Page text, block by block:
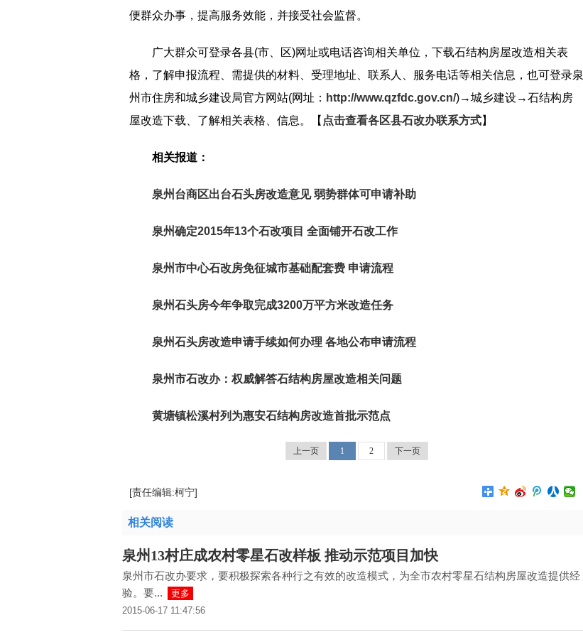
便群众办事，提高服务效能，并接受社会监督。
广大群众可登录各县(市、区)网址或电话咨询相关单位，下载石结构房屋改造相关表
格，了解申报流程、需提供的材料、受理地址、联系人、服务电话等相关信息，也可登录泉
州市住房和城乡建设局官方网站(网址： http://www.qzfdc.gov.cn/)→城乡建设→石结构房
屋改造下载、了解相关表格、信息。【 点击查看各区县石改办联系方式】
相关报道：
泉州台商区出台石头房改造意见 弱势群体可申请补助
泉州确定2015年13个石改项目 全面铺开石改工作
泉州市中心石改房免征城市基础配套费 申请流程
泉州石头房今年争取完成3200万平方米改造任务
泉州石头房改造申请手续如何办理 各地公布申请流程
泉州市石改办：权威解答石结构房屋改造相关问题
黄塘镇松溪村列为惠安石结构房改造首批示范点
上一页 1 2 下一页
[责任编辑:柯宁]
相关阅读
泉州13村庄成农村零星石改样板 推动示范项目加快
泉州市石改办要求，要积极探索各种行之有效的改造模式，为全市农村零星石结构房屋改造提供经
验。要...
更多
2015-06-17 11:47:56